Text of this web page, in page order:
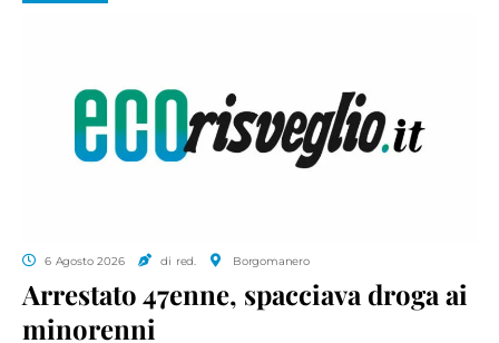
6 Agosto 2026 di red. Borgomanero
Arrestato 47enne, spacciava droga ai
minorenni